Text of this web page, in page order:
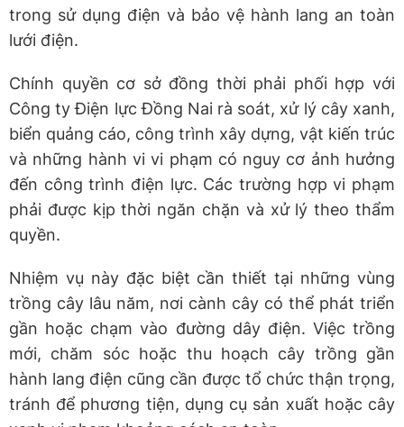
trong sử dụng điện và bảo vệ hành lang an toàn
lưới điện.
Chính quyền cơ sở đồng thời phải phối hợp với
Công ty Điện lực Đồng Nai rà soát, xử lý cây xanh,
biển quảng cáo, công trình xây dựng, vật kiến trúc
và những hành vi vi phạm có nguy cơ ảnh hưởng
đến công trình điện lực. Các trường hợp vi phạm
phải được kịp thời ngăn chặn và xử lý theo thẩm
quyền.
Nhiệm vụ này đặc biệt cần thiết tại những vùng
trồng cây lâu năm, nơi cành cây có thể phát triển
gần hoặc chạm vào đường dây điện. Việc trồng
mới, chăm sóc hoặc thu hoạch cây trồng gần
hành lang điện cũng cần được tổ chức thận trọng,
tránh để phương tiện, dụng cụ sản xuất hoặc cây